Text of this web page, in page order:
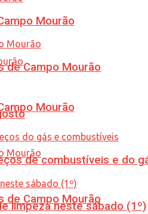
Mourão
de Campo Mourão
Mourão
de Campo Mourão
de combustíveis e do
limpeza neste sábado (1º)